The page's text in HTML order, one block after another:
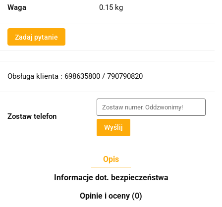
Waga 0.15 kg
Zadaj pytanie
Obsługa klienta : 698635800 / 790790820
Zostaw telefon
Wyślij
Opis
Informacje dot. bezpieczeństwa
Opinie i oceny (0)